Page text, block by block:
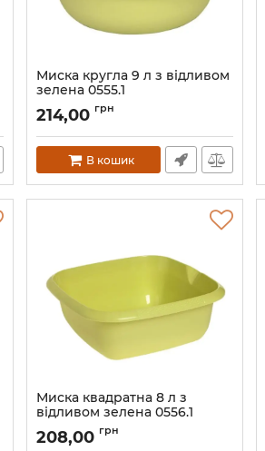
Миска кругла 9 л з відливом
зелена 0555.1
Артикул: 0555.1
214,00 грн
В кошик
Миска квадратна 8 л з
відливом зелена 0556.1
Артикул: 0556.1
208,00 грн